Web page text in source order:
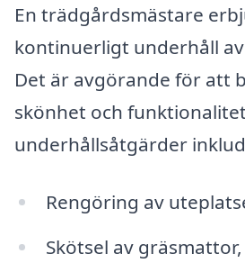
En trädgårdsmästare
kontinuerligt underhåll
Det är avgörande för att
skönhet och
underhållsåtgärder
Rengöring av
Skötsel av